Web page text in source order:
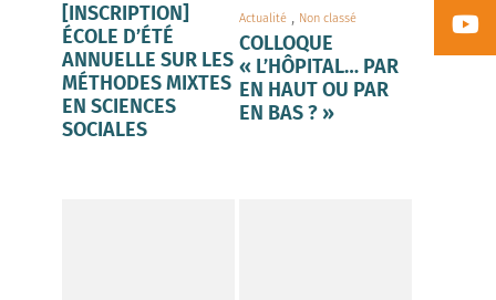
[INSCRIPTION]
ÉCOLE D’ÉTÉ
ANNUELLE SUR LES
MÉTHODES MIXTES
EN SCIENCES
SOCIALES
Actualité, Non classé
COLLOQUE
« L’HÔPITAL… PAR
EN HAUT OU PAR
EN BAS ? »